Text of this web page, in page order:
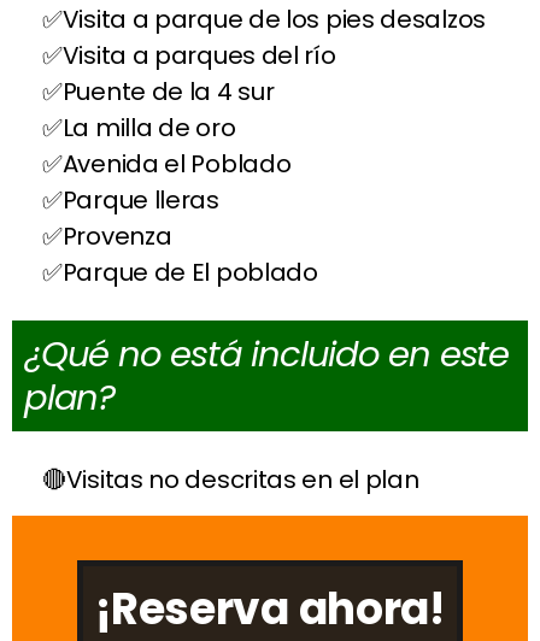
Visita a parque de los pies desalzos
Visita a parques del río
Puente de la 4 sur
La milla de oro
Avenida el Poblado
Parque lleras
Provenza
Parque de El poblado
¿Qué no está incluido en este
plan?
Visitas no descritas en el plan
¡Reserva ahora!